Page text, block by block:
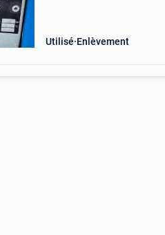
Utilisé Enlèvement